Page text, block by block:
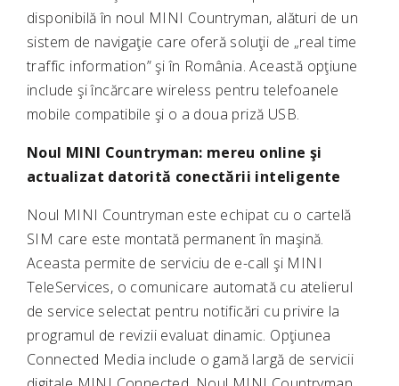
disponibilă în noul MINI Countryman, alături de un
sistem de navigaţie care oferă soluţii de „real time
traffic information” şi în România. Această opţiune
include şi încărcare wireless pentru telefoanele
mobile compatibile şi o a doua priză USB.
Noul MINI Countryman: mereu online şi
actualizat datorită conectării inteligente
Noul MINI Countryman este echipat cu o cartelă
SIM care este montată permanent în maşină.
Aceasta permite de serviciu de e-call şi MINI
TeleServices, o comunicare automată cu atelierul
de service selectat pentru notificări cu privire la
programul de revizii evaluat dinamic. Opţiunea
Connected Media include o gamă largă de servicii